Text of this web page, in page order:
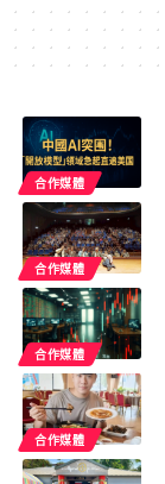
合作媒體
合作媒體
合作媒體
合作媒體